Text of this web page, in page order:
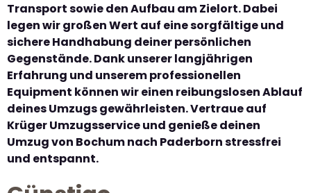
Transport sowie den Aufbau am Zielort. Dabei
legen wir großen Wert auf eine sorgfältige und
sichere Handhabung deiner persönlichen
Gegenstände. Dank unserer langjährigen
Erfahrung und unserem professionellen
Equipment können wir einen reibungslosen Ablauf
deines Umzugs gewährleisten. Vertraue auf
Krüger Umzugsservice und genieße deinen
Umzug von Bochum nach Paderborn stressfrei
und entspannt.